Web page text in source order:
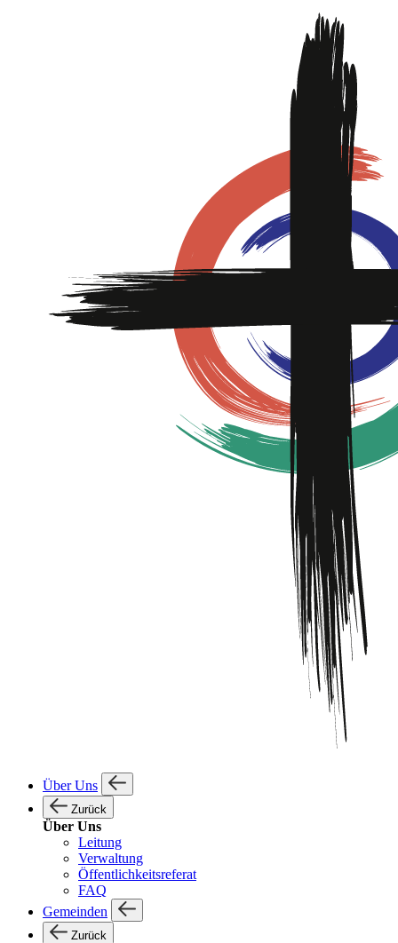
Über Uns
Zurück
Über Uns
Leitung
Verwaltung
Öffentlichkeitsreferat
FAQ
Gemeinden
Zurück